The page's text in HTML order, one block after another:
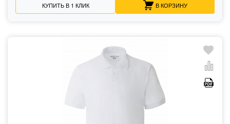
КУПИТЬ В 1 КЛИК В КОРЗИНУ